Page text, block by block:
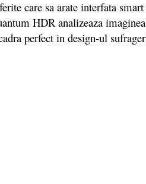
care sa arate interfata
HDR analizeaza
perfect in design-ul